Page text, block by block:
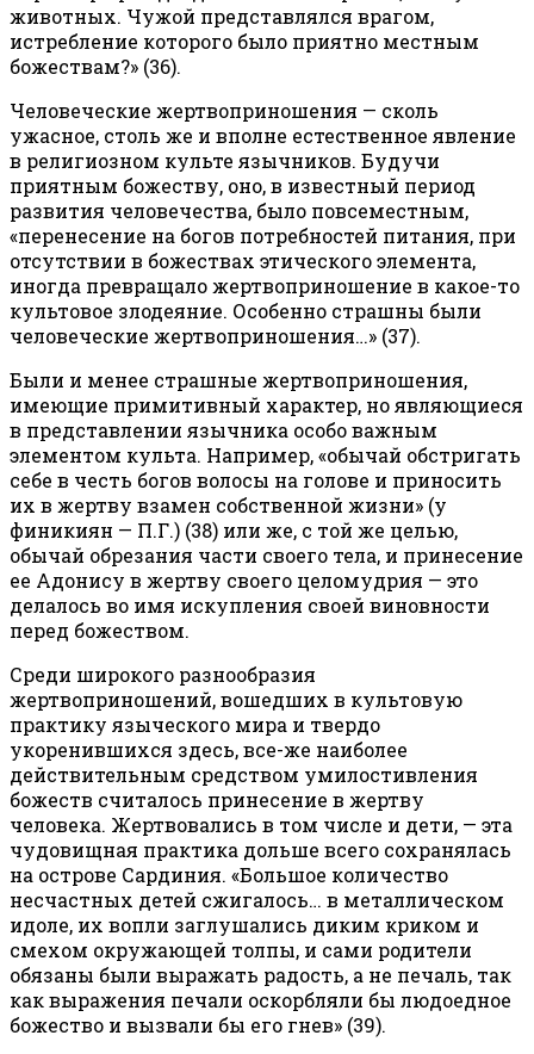
животных. Чужой представлялся врагом,
истребление которого было приятно местным
божествам?» (36).
Человеческие жертвоприношения — сколь
ужасное, столь же и вполне естественное явление
в религиозном культе язычников. Будучи
приятным божеству, оно, в известный период
развития человечества, было повсеместным,
«перенесение на богов потребностей питания, при
отсутствии в божествах этического элемента,
иногда превращало жертвоприношение в какое-то
культовое злодеяние. Особенно страшны были
человеческие жертвоприношения…» (37).
Были и менее страшные жертвоприношения,
имеющие примитивный характер, но являющиеся
в представлении язычника особо важным
элементом культа. Например, «обычай обстригать
себе в честь богов волосы на голове и приносить
их в жертву взамен собственной жизни» (у
финикиян — П.Г.) (38) или же, с той же целью,
обычай обрезания части своего тела, и принесение
ее Адонису в жертву своего целомудрия — это
делалось во имя искупления своей виновности
перед божеством.
Среди широкого разнообразия
жертвоприношений, вошедших в культовую
практику языческого мира и твердо
укоренившихся здесь, все-же наиболее
действительным средством умилостивления
божеств считалось принесение в жертву
человека. Жертвовались в том числе и дети, — эта
чудовищная практика дольше всего сохранялась
на острове Сардиния. «Большое количество
несчастных детей сжигалось… в металлическом
идоле, их вопли заглушались диким криком и
смехом окружающей толпы, и сами родители
обязаны были выражать радость, а не печаль, так
как выражения печали оскорбляли бы людоедное
божество и вызвали бы его гнев» (39).